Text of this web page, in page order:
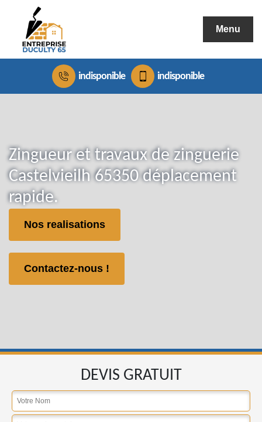
Menu
indisponible indisponible
Zingueur et travaux de zinguerie
Castelvieilh 65350 déplacement
rapide.
Nos realisations
Contactez-nous !
DEVIS GRATUIT